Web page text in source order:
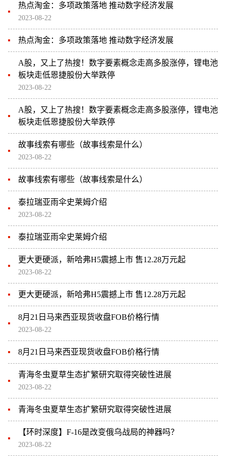
热点淘金：多项政策落地 推动数字经济发展
2023-08-22
热点淘金：多项政策落地 推动数字经济发展
A股，又上了热搜！数字要素概念走高多股涨停，锂电池
板块走低恩捷股份大举跌停
2023-08-22
A股，又上了热搜！数字要素概念走高多股涨停，锂电池
板块走低恩捷股份大举跌停
故事线索有哪些（故事线索是什么）
2023-08-22
故事线索有哪些（故事线索是什么）
泰拉瑞亚雨伞史莱姆介绍
2023-08-22
泰拉瑞亚雨伞史莱姆介绍
更大更硬派，新哈弗H5震撼上市 售12.28万元起
2023-08-22
更大更硬派，新哈弗H5震撼上市 售12.28万元起
8月21日马来西亚现货收盘FOB价格行情
2023-08-22
8月21日马来西亚现货收盘FOB价格行情
青海冬虫夏草生态扩繁研究取得突破性进展
2023-08-22
青海冬虫夏草生态扩繁研究取得突破性进展
【环时深度】F-16是改变俄乌战局的神器吗？
2023-08-22